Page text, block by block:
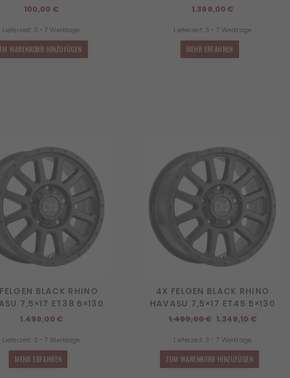
100,00 €
Lieferzeit: 3 - 7 Werktage
WARENKORB HINZUFÜGEN
1.399,00€
Lieferzeit: 3 - 7 Werktage
MEHR ERFAHREN
BLACK RHINO
7,5×17 ET38 6×130
1.499,00 €
Lieferzeit: 3 - 7 Werktage
MEHR ERFAHREN
4X FELGEN BLACK RHINO
HAVASU 7,5×17 ET45 5×130
1.499,00€ Ursprünglicher
war:
1.499,00 €
1.349,10 €Aktueller
Lieferzeit: 3 - 7 Werktage
ZUM WARENKORB HINZUFÜGEN